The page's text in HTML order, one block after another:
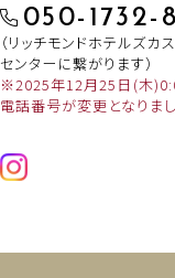
050-1732-
（リッチモンドホテルズカ
センターに繋がります）
※2025年12月25日(木
電話番号が変更となりまし